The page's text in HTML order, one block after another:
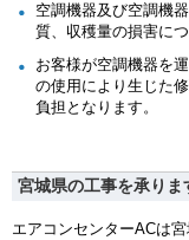
空調機器及び空調機
質、収穫量の損害に
お客様が空調機器を
の使用により生じた
負担となります。
宮城県の工事を承りま
エアコンセンターACは